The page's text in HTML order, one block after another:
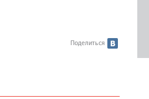
Поделиться